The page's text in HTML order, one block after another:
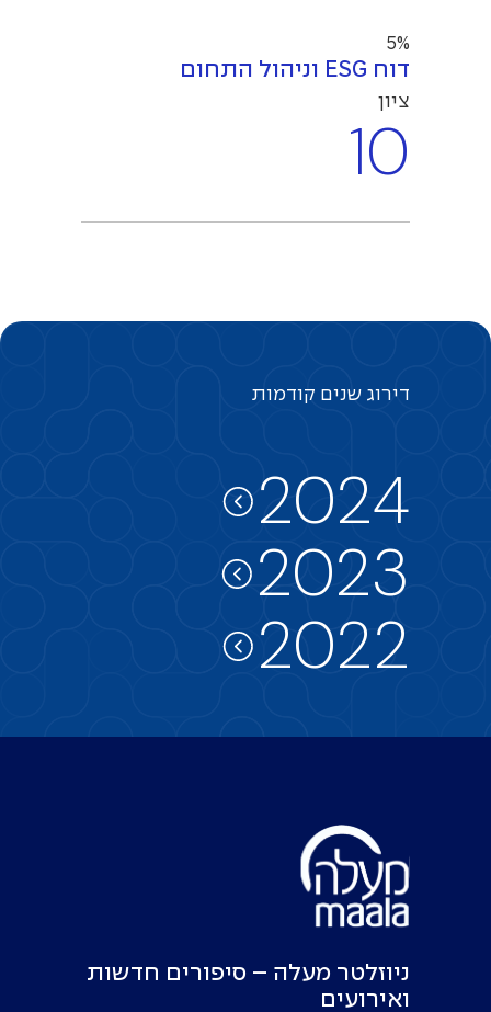
5%
דוח ESG וניהול התחום
ציון
10
דירוג שנים קודמות
2024
2023
2022
ניוזלטר מעלה – סיפורים חדשות
ואירועים